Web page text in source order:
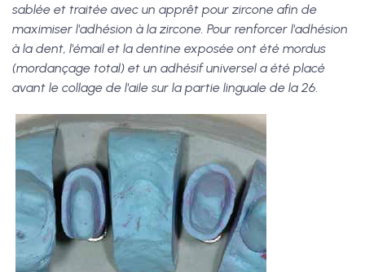
sablée et traitée avec un apprêt pour zircone afin de
maximiser l'adhésion à la zircone. Pour renforcer l'adhésion
à la dent, l'émail et la dentine exposée ont été mordus
(mordançage total) et un adhésif universel a été placé
avant le collage de l'aile sur la partie linguale de la 26.